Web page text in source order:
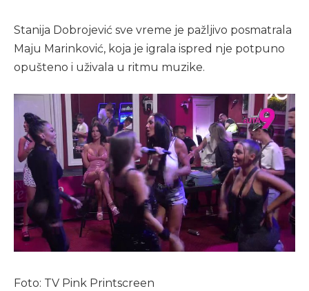
Stanija Dobrojević sve vreme je pažljivo posmatrala
Maju Marinković, koja je igrala ispred nje potpuno
opušteno i uživala u ritmu muzike.
Foto: TV Pink Printscreen